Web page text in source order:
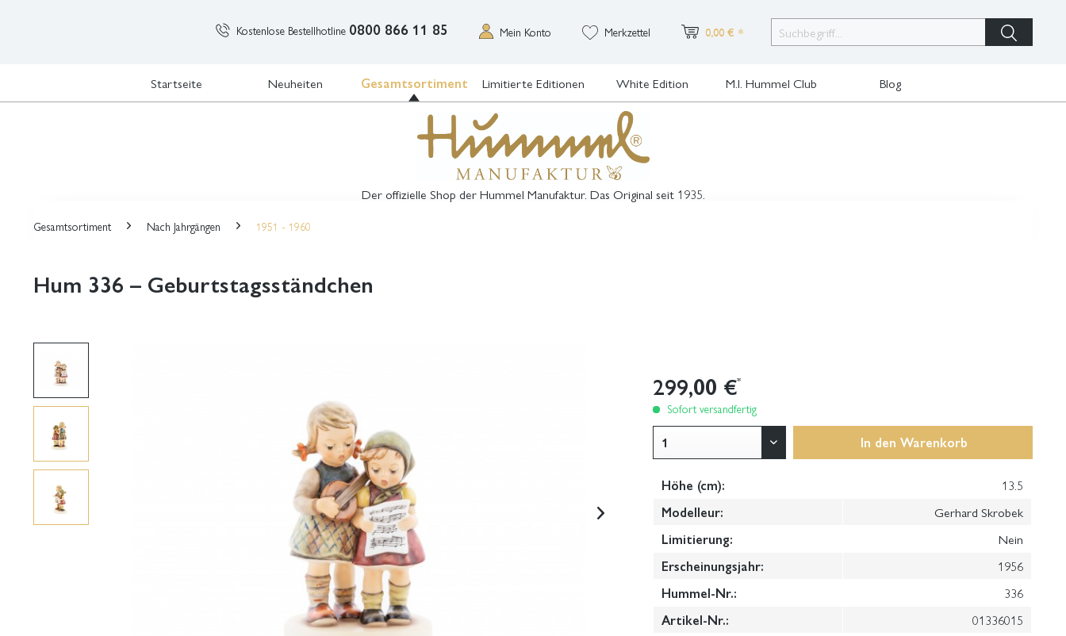
Kostenlose Bestellhotline 0800 866 11 85 Mein Konto Merkzettel 0,00 € *
Startseite Neuheiten Gesamtsortiment Limitierte Editionen White Edition M.I. Hummel Club Blog
Der offizielle Shop der Hummel Manufaktur. Das Original seit 1935.
Gesamtsortiment Nach Jahrgängen 1951 - 1960
Hum 336 – Geburtstagsständchen
299,00 €*
Sofort versandfertig
In den Warenkorb
Höhe (cm):
13.5
Modelleur:
Gerhard Skrobek
Limitierung:
Nein
Erscheinungsjahr:
1956
Hummel-Nr.:
336
Artikel-Nr.:
01336015